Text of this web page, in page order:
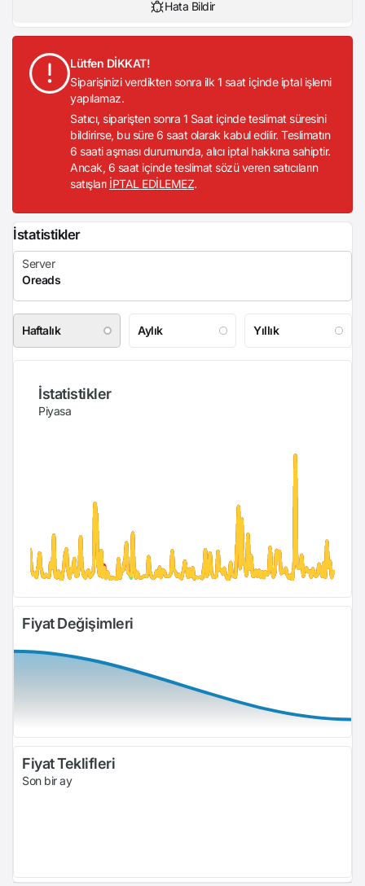
Hata Bildir
Lütfen DİKKAT!
Siparişinizi verdikten sonra ilk 1 saat içinde iptal işlemi
yapılamaz.
Satıcı, siparişten sonra 1 Saat içinde teslimat süresini
bildirirse, bu süre 6 saat olarak kabul edilir. Teslimatın
6 saati aşması durumunda, alıcı iptal hakkına sahiptir.
Ancak, 6 saat içinde teslimat sözü veren satıcıların
satışları İPTAL EDİLEMEZ.
İstatistikler
Haftalık Aylık Yıllık
İstatistikler
Piyasa
Fiyat Değişimleri
Fiyat Teklifleri
Son bir ay